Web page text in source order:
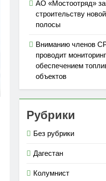
АО «Мостоотряд»
строительству
полосы
Вниманию членов
проводит
обеспечением
объектов
Рубрики
Без рубрики
Дагестан
Колумнист